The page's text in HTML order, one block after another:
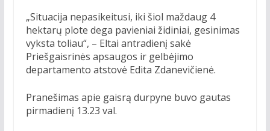
„Situacija nepasikeitusi, iki šiol maždaug 4
hektarų plote dega pavieniai židiniai, gesinimas
vyksta toliau“, – Eltai antradienį sakė
Priešgaisrinės apsaugos ir gelbėjimo
departamento atstovė Edita Zdanevičienė.
Pranešimas apie gaisrą durpyne buvo gautas
pirmadienį 13.23 val.